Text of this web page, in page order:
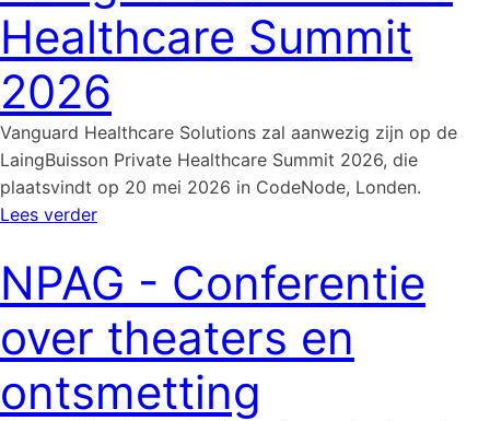
Healthcare Summit
2026
Vanguard Healthcare Solutions zal aanwezig zijn op de
LaingBuisson Private Healthcare Summit 2026, die
plaatsvindt op 20 mei 2026 in CodeNode, Londen.
Lees verder
NPAG - Conferentie
over theaters en
ontsmetting